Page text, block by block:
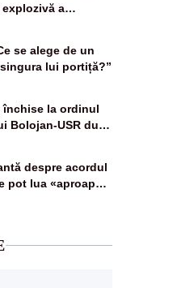
a
PLUS
se alege de un
lui portiță?”
închise la ordinul
Bolojan-USR după
despre acordul
pot lua «aproape